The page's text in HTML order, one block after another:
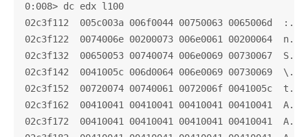
0:008> dc edx l100
02c3f112  005c003a 006f0044 00750063 0065006d
02c3f122  0074006e 00200073 006e0061 00200064
02c3f132  00650053 00740074 006e0069 00730067
02c3f142  0041005c 006d0064 006e0069 00730069
02c3f152  00720074 00740061 0072006f 0041005c
02c3f162  00410041 00410041 00410041 00410041
02c3f172  00410041 00410041 00410041 00410041